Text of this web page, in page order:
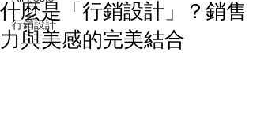
行銷設計
什麼是「行銷設計」？銷售
力與美感的完美結合